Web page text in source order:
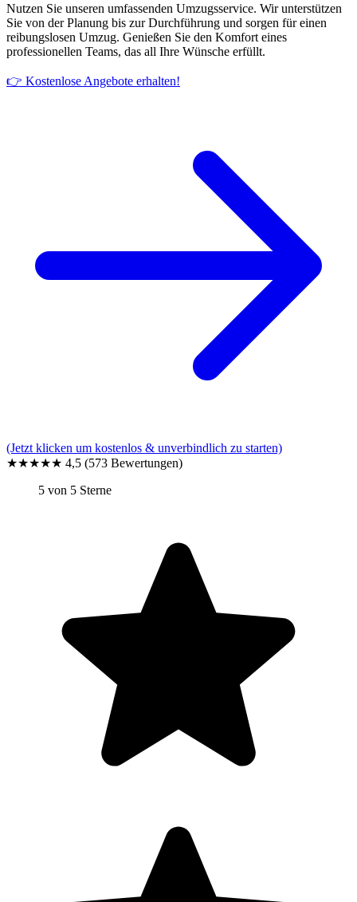
Nutzen Sie unseren umfassenden Umzugsservice. Wir unterstützen
Sie von der Planung bis zur Durchführung und sorgen für einen
reibungslosen Umzug. Genießen Sie den Komfort eines
professionellen Teams, das all Ihre Wünsche erfüllt.
👉 Kostenlose Angebote erhalten!
(Jetzt klicken um kostenlos & unverbindlich zu starten)
★★★★★ 4,5 (573 Bewertungen)
5 von 5 Sterne